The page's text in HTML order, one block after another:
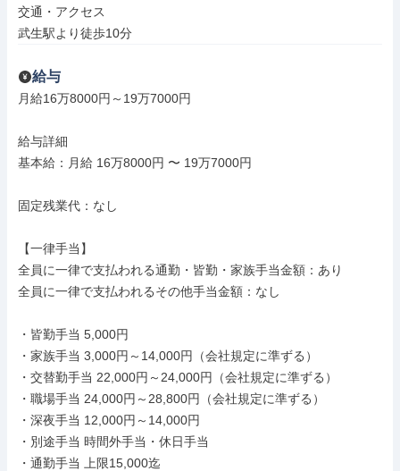
交通・アクセス
武生駅より徒歩10分
給与
月給16万8000円～19万7000円
給与詳細
基本給：月給 16万8000円 〜 19万7000円
固定残業代：なし
【一律手当】
全員に一律で支払われる通勤・皆勤・家族手当金額：あり
全員に一律で支払われるその他手当金額：なし
・皆勤手当 5,000円
・家族手当 3,000円～14,000円（会社規定に準ずる）
・交替勤手当 22,000円～24,000円（会社規定に準ずる）
・職場手当 24,000円～28,800円（会社規定に準ずる）
・深夜手当 12,000円～14,000円
・別途手当 時間外手当・休日手当
・通勤手当 上限15,000迄